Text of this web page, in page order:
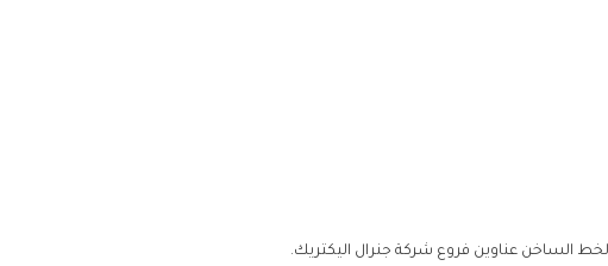
الساخن عناوين فروع شركة جنرال اليكتريك.